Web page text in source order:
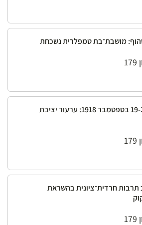
מושבת־בת טמפלרית נשכחת
הפשיטה על נצרת,19-20 בספטמבר 1918: ערעור יציבת
חרדית־ציונית בהשראת